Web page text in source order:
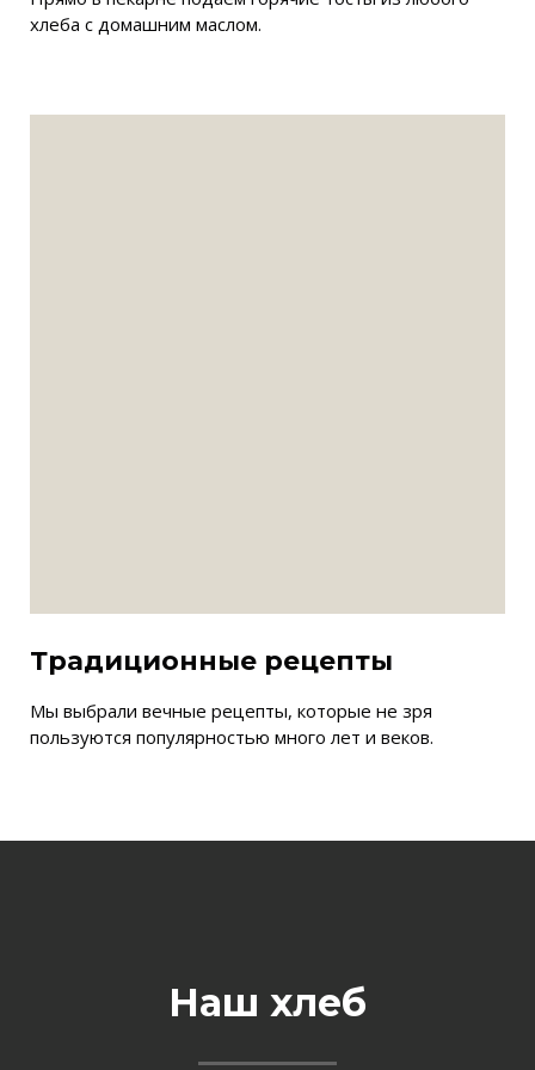
хлеба с домашним маслом.
Традиционные рецепты
Мы выбрали вечные рецепты, которые не зря
пользуются популярностью много лет и веков.
Наш хлеб